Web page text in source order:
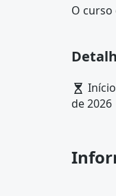
O
definir
e
de 2026